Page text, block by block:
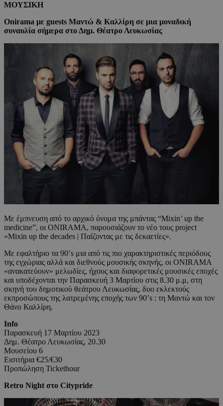
MOYΣΙΚΗ
Οnirama με guests Μαντώ & Καλλίρη σε μια μοναδική
συναυλία σήμερα στο Δημ. Θέατρο Λευκωσίας
Με έμπνευση από το αρχικό όνομα της μπάντας “Mixin’ up the
medicine”, οι ONIRAMA, παρουσιάζουν το νέο τους project
«Mixin up the decades | Παίζοντας με τις δεκαετίες».
Με εφαλτήριο τα 90’s μια από τις πιο χαρακτηριστικές περιόδους
της εγχώριας αλλά και διεθνούς μουσικής σκηνής, οι ONIRAMA
«ανακατεύουν» μελωδίες, ήχους και διαφορετικές μουσικές εποχές
και υποδέχονται την Παρασκευή 3 Μαρτίου στις 8.30 μ.μ, στη
σκηνή του δημοτικού θεάτρου Λευκωσίας, δυο εκλεκτούς
εκπροσώπους της λατρεμένης εποχής των 90’s : τη Μαντώ και τον
Θάνο Καλλίρη.
Info
Παρασκευή 17 Μαρτίου 2023
Δημ. Θέατρο Λευκωσίας, 20.30
Mουσείου 6
Εισιτήρια €25/€30
Προπώληση Tickethour
Retro Night στο Citypride